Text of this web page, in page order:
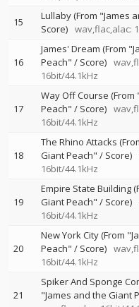
15
Lullaby (From "James
Score) wav,flac,alac:
16
James' Dream (From
Peach" / Score)
16bit/44.1kHz
17
Way Off Course
Peach" / Score)
16bit/44.1kHz
18
The Rhino Attacks
Giant Peach" / Score)
16bit/44.1kHz
19
Empire State Building
Giant Peach" / Score)
16bit/44.1kHz
20
New York City (From
Peach" / Score)
16bit/44.1kHz
21
Spiker And Sponge
"James and the Giant